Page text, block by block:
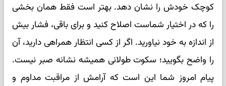
کوچک خودش را نشان دهد. بهتر است فقط همان بخشی
را که در اختیار شماست اصلاح کنید و برای باقی، فشار بیش
از اندازه به خود نیاورید. اگر از کسی انتظار همراهی دارید، آن
را واضح بگویید؛ سکوت طولانی همیشه نشانه صبر نیست.
پیام امروز شما این است که آرامش از مراقبت مداوم و